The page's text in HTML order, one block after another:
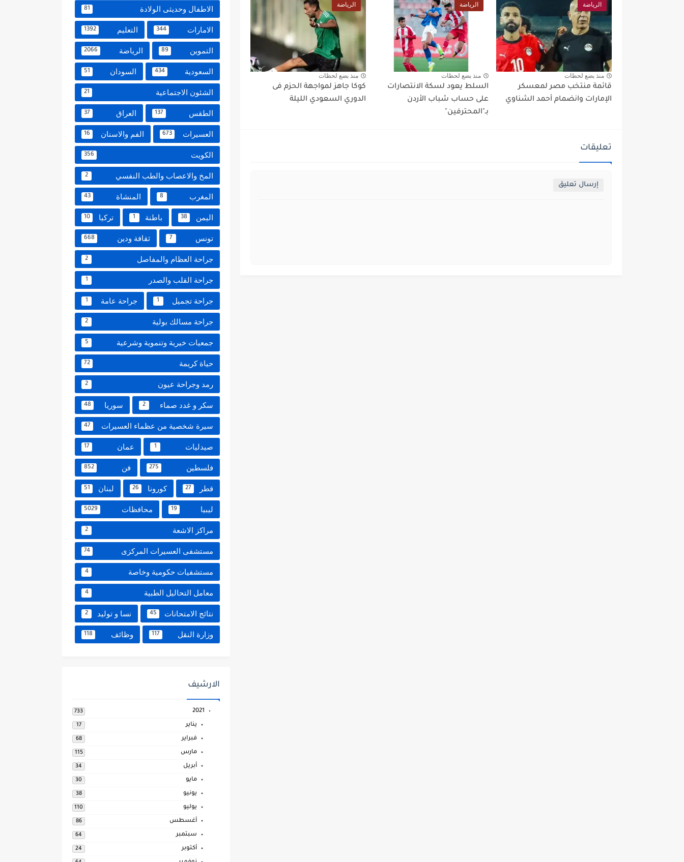
الرياضة
منذ بضع لحظات
قائمة منتخب مصر لمعسكر
الإمارات وانضمام أحمد الشناوي
الرياضة
منذ بضع لحظات
السلط يعود لسكة الانتصارات
على حساب شباب الأردن
بـ"المحترفين"
الرياضة
منذ بضع لحظات
كوكا جاهز لمواجهة الحزم فى
الدوري السعودي الليلة
تعليقات
إرسال تعليق
الاطفال وحديثى الولادة 81
الامارات 344 التعليم 1392
التموين 89 الرياضة 2066
السعودية 434 السودان 51
الشئون الاجتماعية 21
الطقس 137 العراق 37
العسيرات 673 الفم والاسنان 16
الكويت 356
المخ والاعصاب والطب النفسي 2
المغرب 8 المنشاة 43
اليمن 38 باطنة 1 تركيا 10
تونس 7 ثقافة ودين 668
جراحة العظام والمفاصل 2
جراحة القلب والصدر 1
جراحة تجميل 1 جراحة عامة 1
جراحة مسالك بولية 2
جمعيات خيرية وتنموية وشرعية 5
حياة كريمة 72
رمد وجراحة عيون 2
سكر و غدد صماء 2 سوريا 48
سيرة شخصية من عظماء العسيرات 47
صيدليات 1 عمان 17
فلسطين 275 فن 852
قطر 27 كورونا 26 لبنان 51
ليبيا 19 محافظات 5029
مراكز الاشعة 2
مستشفى العسيرات المركزى 74
مستشفيات حكومية وخاصة 4
معامل التحاليل الطبية 4
نتائج الامتحانات 45 نسا و توليد 2
وزارة النقل 117 وظائف 118
الارشيف
2021
733
يناير 17
فبراير 68
مارس 115
أبريل 34
مايو 30
يونيو 38
يوليو 110
أغسطس 86
سبتمبر 64
أكتوبر 24